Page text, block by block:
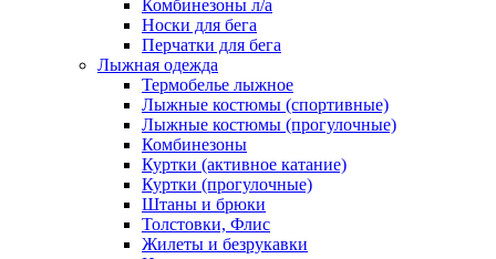
Комбинезоны л/а
Носки для бега
Перчатки для бега
Лыжная одежда
Термобелье лыжное
Лыжные костюмы (спортивные)
Лыжные костюмы (прогулочные)
Комбинезоны
Куртки (активное катание)
Куртки (прогулочные)
Штаны и брюки
Толстовки, Флис
Жилеты и безрукавки